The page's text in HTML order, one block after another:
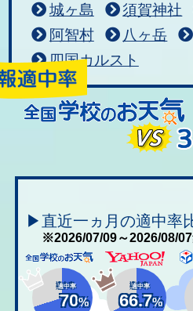
城ヶ島
須賀神社
阿智村
八ヶ岳
四国カルスト
▶直近一ヵ月の適中率
※2026/07/09～2026/08/
適中率
70%
適中率
66.7%